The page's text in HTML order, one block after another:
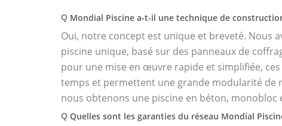
Q Mondial Piscine a-t-il une technique de
Oui, notre concept est unique et breveté. Nous
piscine unique, basé sur des panneaux de
pour une mise en œuvre rapide et simplifiée,
temps et permettent une grande modularité de
nous obtenons une piscine en béton,
Q Quelles sont les garanties du réseau Mondial